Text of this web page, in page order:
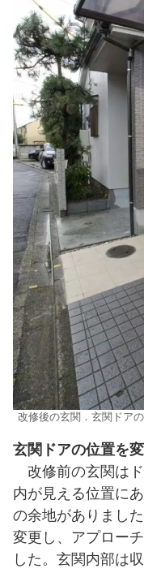
改修後の玄関．玄関ドア
玄関ドアの位置を
改修前の玄関は
内が見える位置に
の余地がありまし
変更し、アプロー
した。玄関内部は